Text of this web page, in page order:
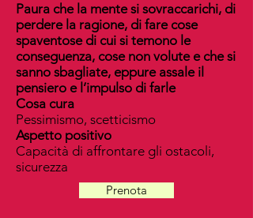
Paura che la mente si sovraccarichi, di
perdere la ragione, di fare cose
spaventose di cui si temono le
conseguenza, cose non volute e che si
sanno sbagliate, eppure assale il
pensiero e l’impulso di farle
Cosa cura
Pessimismo, scetticismo
Aspetto positivo
Capacità di affrontare gli ostacoli,
sicurezza
Prenota